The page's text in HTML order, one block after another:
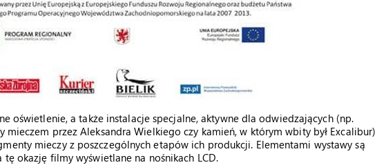
oświetlenie, a także instalacje specjalne, aktywne dla odwiedzających (np.
mieczem przez Aleksandra Wielkiego czy kamień, w którym wbity był Excalibur)
mieczy z poszczególnych etapów ich produkcji. Elementami wystawy są
okazję filmy wyświetlane na nośnikach LCD.